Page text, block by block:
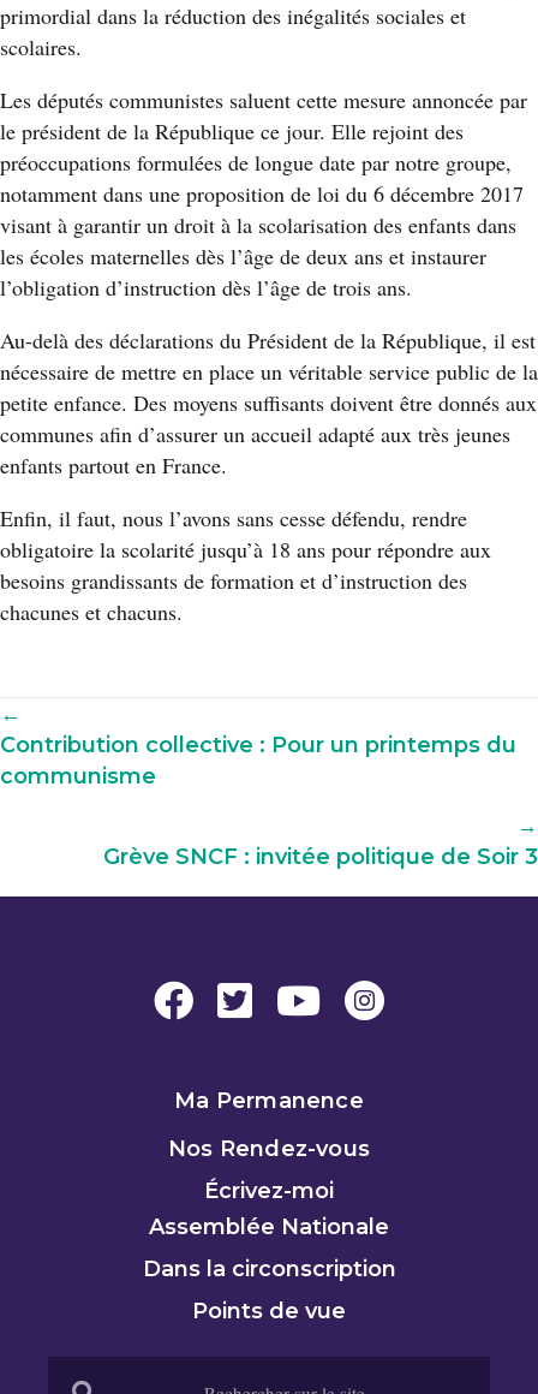
primordial dans la réduction des inégalités sociales et
scolaires.
Les députés communistes saluent cette mesure annoncée par
le président de la République ce jour. Elle rejoint des
préoccupations formulées de longue date par notre groupe,
notamment dans une proposition de loi du 6 décembre 2017
visant à garantir un droit à la scolarisation des enfants dans
les écoles maternelles dès l’âge de deux ans et instaurer
l’obligation d’instruction dès l’âge de trois ans.
Au-delà des déclarations du Président de la République, il est
nécessaire de mettre en place un véritable service public de la
petite enfance. Des moyens suffisants doivent être donnés aux
communes afin d’assurer un accueil adapté aux très jeunes
enfants partout en France.
Enfin, il faut, nous l’avons sans cesse défendu, rendre
obligatoire la scolarité jusqu’à 18 ans pour répondre aux
besoins grandissants de formation et d’instruction des
chacunes et chacuns.
Navigation
parmi
les
←
Contribution collective : Pour un printemps du
communisme
→
Grève SNCF : invitée politique de Soir 3
Ma Permanence
Nos Rendez-vous
Écrivez-moi
Assemblée Nationale
Dans la circonscription
Points de vue